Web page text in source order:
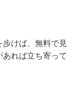
けば、無料で見
れば立ち寄って